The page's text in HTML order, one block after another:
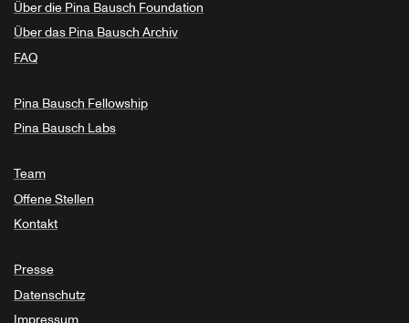
Über die Pina Bausch Foundation
Über das Pina Bausch Archiv
FAQ
Pina Bausch Fellowship
Pina Bausch Labs
Team
Offene Stellen
Kontakt
Presse
Datenschutz